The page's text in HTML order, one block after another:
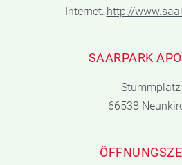
Internet: http://
SAARPARK
Stummplatz
66538